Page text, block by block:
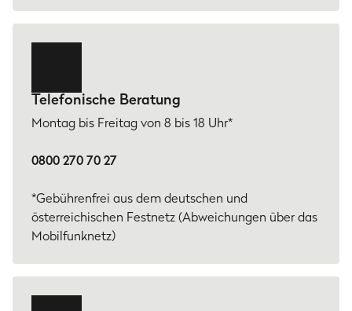
Telefonische Beratung
Montag bis Freitag von 8 bis 18 Uhr*
0800 270 70 27
*Gebührenfrei aus dem deutschen und
österreichischen Festnetz (Abweichungen über das
Mobilfunknetz)